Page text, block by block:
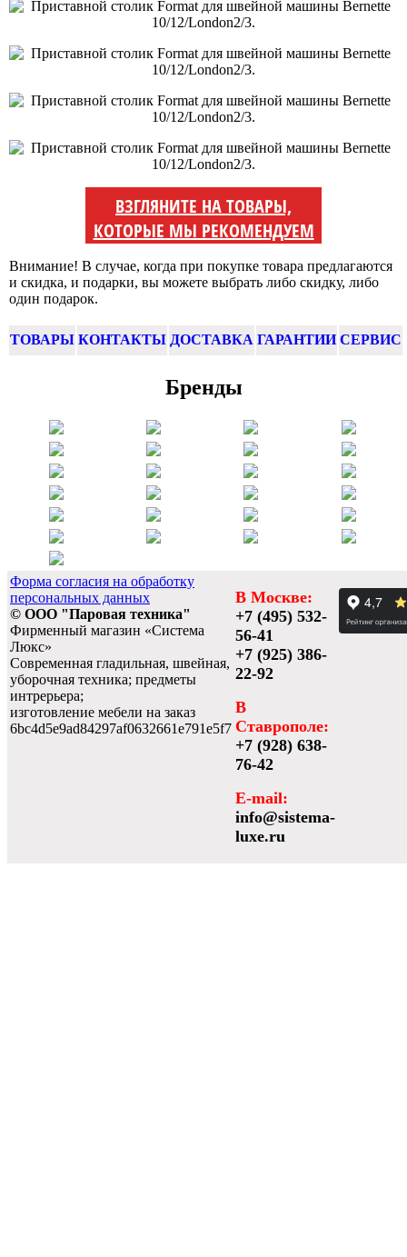
ВЗГЛЯНИТЕ НА ТОВАРЫ,
КОТОРЫЕ МЫ РЕКОМЕНДУЕМ
Внимание! В случае, когда при покупке товара предлагаются
и скидка, и подарки, вы можете выбрать либо скидку, либо
один подарок.
ТОВАРЫ КОНТАКТЫ ДОСТАВКА ГАРАНТИИ СЕРВИС
Бренды
Форма согласия на обработку
персональных данных
© ООО "Паровая техника"
Фирменный магазин «Система
Люкс»
Современная гладильная, швейная,
уборочная техника; предметы
интрерьера;
изготовление мебели на заказ
6bc4d5e9ad84297af0632661e791e5f7
В Москве:
+7 (495) 532-
56-41
+7 (925) 386-
22-92
В
Ставрополе:
+7 (928) 638-
76-42
E-mail:
info@sistema-
luxe.ru